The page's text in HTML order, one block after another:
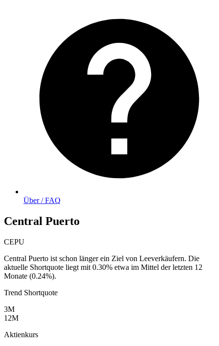
Über / FAQ
Central Puerto
CEPU
Central Puerto ist schon länger ein Ziel von Leeverkäufern. Die
aktuelle Shortquote liegt mit 0.30% etwa im Mittel der letzten 12
Monate (0.24%).
Trend Shortquote
3M
12M
Aktienkurs